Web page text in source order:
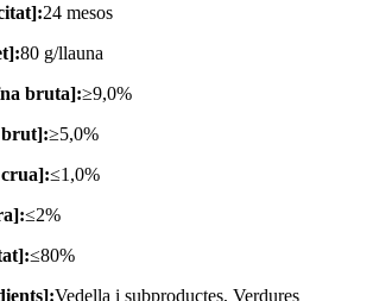
24 mesos
80 g/llauna
bruta]:≥9,0%
≥5,0%
≤1,0%
≤2%
≤80%
Vedella i subproductes, Verdures